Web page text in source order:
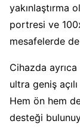
yakınlaştırma
portresi ve
mesafelerde
Cihazda
ultra geniş
Hem ön hem
desteği